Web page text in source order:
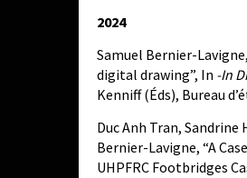
2024
Samuel Bernier-
digital drawing”, In -In
Kenniff (Éds), Bureau
Duc Anh Tran,
Bernier-Lavigne, “A
UHPFRC Footbridges